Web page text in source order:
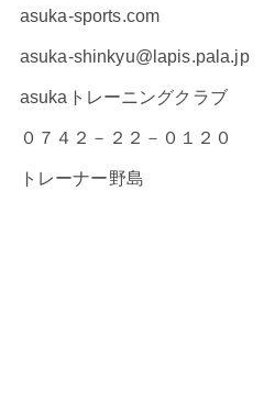
asuka-sports.com
asuka-shinkyu@lapis.pala.jp
asukaトレーニングクラブ
０７４２－２２－０１２０
トレーナー野島